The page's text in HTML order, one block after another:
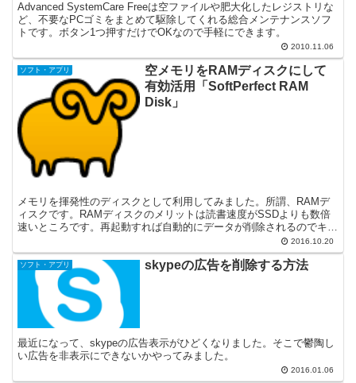
Advanced SystemCare Freeは空ファイルや肥大化したレジストリな
ど、不要なPCゴミをまとめて駆除してくれる総合メンテナンスソフ
トです。ボタン1つ押すだけでOKなので手軽にできます。
2010.11.06
ソフト・アプリ
空メモリをRAMディスクにして
有効活用「SoftPerfect RAM
Disk」
メモリを揮発性のディスクとして利用してみました。所謂、RAMデ
ィスクです。RAMディスクのメリットは読書速度がSSDよりも数倍
速いところです。再起動すれば自動的にデータが削除されるのでキャ
2016.10.20
ソフト・アプリ skypeの広告を削除する方法
最近になって、skypeの広告表示がひどくなりました。そこで鬱陶し
い広告を非表示にできないかやってみました。
2016.01.06